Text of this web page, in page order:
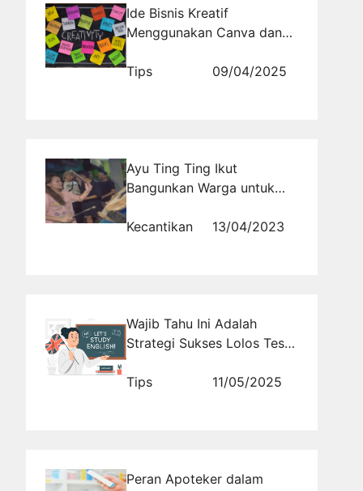
Ide Bisnis Kreatif
Menggunakan Canva dan
Tips
09/04/2025
Ayu Ting Ting Ikut
Bangunkan Warga untuk
Kecantikan
13/04/2023
Wajib Tahu Ini Adalah
Strategi Sukses Lolos Tes
Bahasa Inggris untuk Calon
Tips 11/05/2025
Peran Apoteker dalam